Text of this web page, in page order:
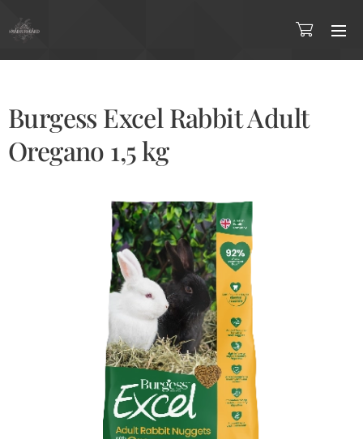
Burgess Excel Rabbit Adult
Oregano 1,5 kg